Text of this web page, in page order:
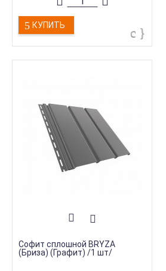
КУПИТЬ
Софит сплошной BRYZA
(Бриза) (Графит) /1 шт/